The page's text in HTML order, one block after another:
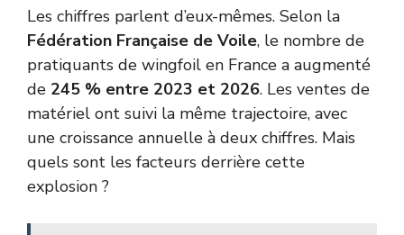
Les chiffres parlent d’eux-mêmes. Selon la
Fédération Française de Voile, le nombre de
pratiquants de wingfoil en France a augmenté
de 245 % entre 2023 et 2026. Les ventes de
matériel ont suivi la même trajectoire, avec
une croissance annuelle à deux chiffres. Mais
quels sont les facteurs derrière cette
explosion ?